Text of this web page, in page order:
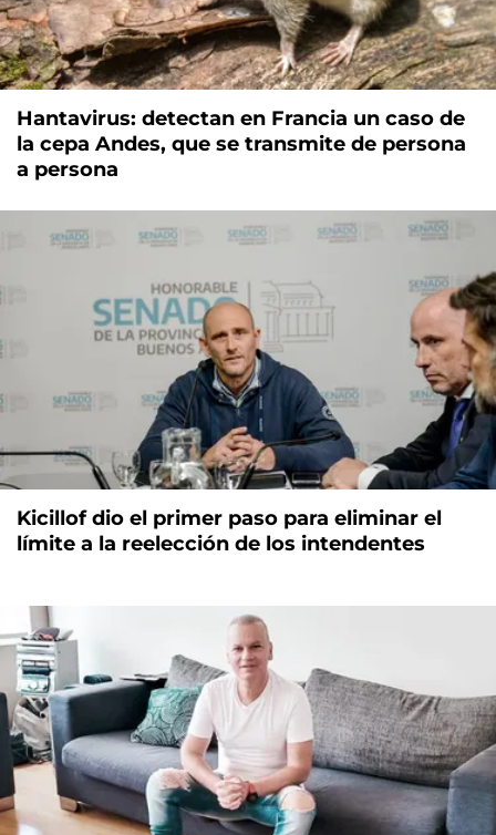
Hantavirus: detectan en Francia un caso de
la cepa Andes, que se transmite de persona
a persona
Kicillof dio el primer paso para eliminar el
límite a la reelección de los intendentes